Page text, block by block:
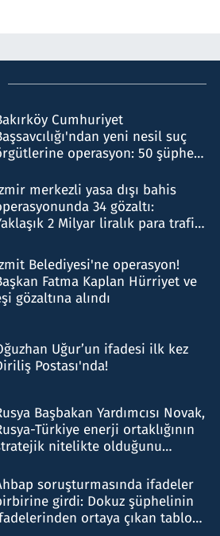
Cumhuriyet
yeni nesil suç
operasyon: 50 şüpheli
merkezli yasa dışı bahis
34 gözaltı:
2 Milyar liralık para trafiği
Belediyesi'ne operasyon!
Fatma Kaplan Hürriyet ve
gözaltına alındı
Uğur’un ifadesi ilk kez
Postası'nda!
Başbakan Yardımcısı Novak,
Türkiye enerji ortaklığının
nitelikte olduğunu
soruşturmasında ifadeler
girdi: Dokuz şüphelinin
ortaya çıkan tablo